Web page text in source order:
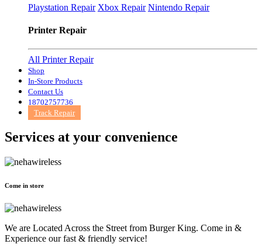
Playstation Repair Xbox Repair Nintendo Repair
Printer Repair
All Printer Repair
Shop
In-Store Products
Contact Us
18702757736
Track Repair
Services at your convenience
Come in store
We are Located Across the Street from Burger King. Come in &
Experience our fast & friendly service!